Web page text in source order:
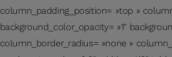
column_padding_position= »top »
background_color_opacity= »1″
column_border_radius= »none »